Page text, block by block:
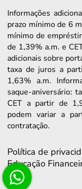
Informações
prazo mínimo de 6
mínimo de
de 1,39% a.m. e
adicionais sobre
taxa de juros a
1,63% a.m.
saque-aniversário:
CET a partir de
podem variar a
contratação.
Política de
Educação